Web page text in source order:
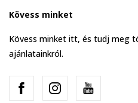
Kövess minket
Kövess minket itt, és tudj meg
ajánlatainkról.